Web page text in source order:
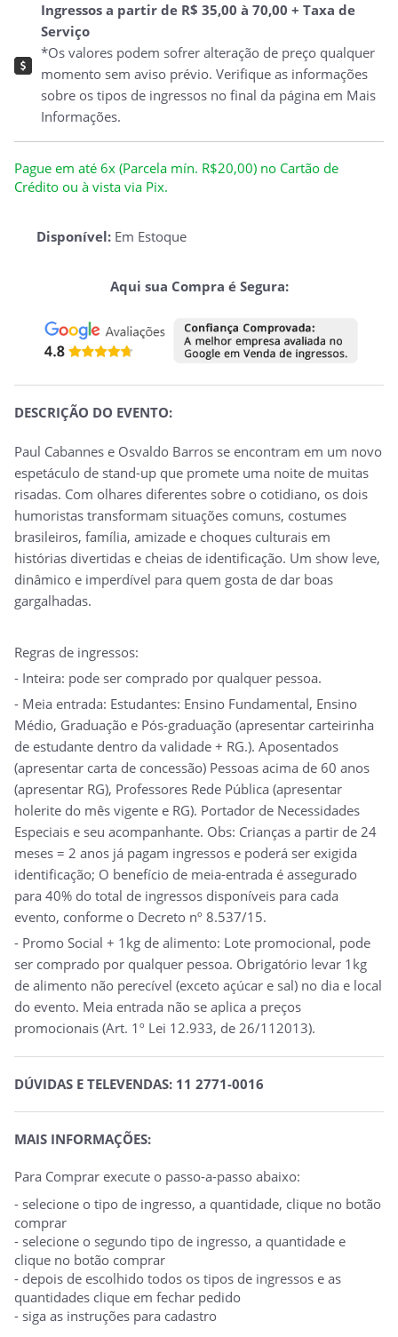
Ingressos a partir de R$ 35,00 à 70,00 + Taxa de
Serviço
*Os valores podem sofrer alteração de preço qualquer
momento sem aviso prévio. Verifique as informações
sobre os tipos de ingressos no final da página em Mais
Informações.
Pague em até 6x (Parcela mín. R$20,00) no Cartão de
Crédito ou à vista via Pix.
Disponível: Em Estoque
Aqui sua Compra é Segura:
DESCRIÇÃO DO EVENTO:
Paul Cabannes e Osvaldo Barros se encontram em um novo
espetáculo de stand-up que promete uma noite de muitas
risadas. Com olhares diferentes sobre o cotidiano, os dois
humoristas transformam situações comuns, costumes
brasileiros, família, amizade e choques culturais em
histórias divertidas e cheias de identificação. Um show leve,
dinâmico e imperdível para quem gosta de dar boas
gargalhadas.
Regras de ingressos:
- Inteira: pode ser comprado por qualquer pessoa.
- Meia entrada: Estudantes: Ensino Fundamental, Ensino
Médio, Graduação e Pós-graduação (apresentar carteirinha
de estudante dentro da validade + RG.). Aposentados
(apresentar carta de concessão) Pessoas acima de 60 anos
(apresentar RG), Professores Rede Pública (apresentar
holerite do mês vigente e RG). Portador de Necessidades
Especiais e seu acompanhante. Obs: Crianças a partir de 24
meses = 2 anos já pagam ingressos e poderá ser exigida
identificação; O benefício de meia-entrada é assegurado
para 40% do total de ingressos disponíveis para cada
evento, conforme o Decreto nº 8.537/15.
- Promo Social + 1kg de alimento: Lote promocional, pode
ser comprado por qualquer pessoa. Obrigatório levar 1kg
de alimento não perecível (exceto açúcar e sal) no dia e local
do evento. Meia entrada não se aplica a preços
promocionais (Art. 1º Lei 12.933, de 26/112013).
DÚVIDAS E TELEVENDAS: 11 2771-0016
MAIS INFORMAÇÕES:
Para Comprar execute o passo-a-passo abaixo:
- selecione o tipo de ingresso, a quantidade, clique no botão
comprar
- selecione o segundo tipo de ingresso, a quantidade e
clique no botão comprar
- depois de escolhido todos os tipos de ingressos e as
quantidades clique em fechar pedido
- siga as instruções para cadastro